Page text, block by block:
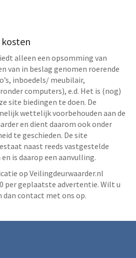
alleen een opsomming van
van in beslag genomen roerende
inboedels/ meubilair,
computers), e.d. Het is (nog)
site biedingen te doen. De
wettelijk voorbehouden aan de
en dient daarom ook onder
te geschieden. De site
naast reeds vastgestelde
is daarop een aanvulling.
op Veilingdeurwaarder.nl
per geplaatste advertentie. Wilt u
contact met ons op.